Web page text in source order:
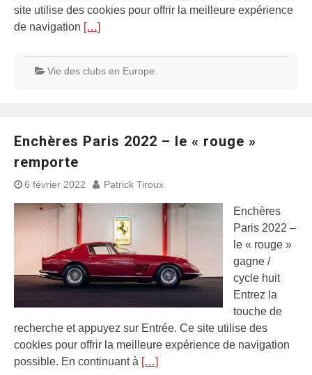
site utilise des cookies pour offrir la meilleure expérience
de navigation […]
Vie des clubs en Europe.
Enchères Paris 2022 – le « rouge »
remporte
6 février 2022 Patrick Tiroux
Enchères
Paris 2022 –
le « rouge »
gagne /
cycle huit
Entrez la
touche de
recherche et appuyez sur Entrée. Ce site utilise des
cookies pour offrir la meilleure expérience de navigation
possible. En continuant à […]